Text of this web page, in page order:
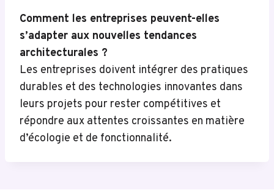
Comment les entreprises peuvent-elles
s’adapter aux nouvelles tendances
architecturales ?
Les entreprises doivent intégrer des pratiques
durables et des technologies innovantes dans
leurs projets pour rester compétitives et
répondre aux attentes croissantes en matière
d’écologie et de fonctionnalité.